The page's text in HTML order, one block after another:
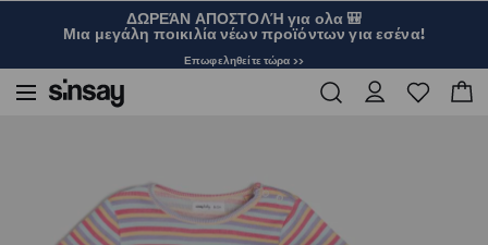
ΔΩΡΕΆΝ ΑΠΟΣΤΟΛΉ για ολα 🎒
Μια μεγάλη ποικιλία νέων προϊόντων για εσένα!
Επωφεληθείτε τώρα >>